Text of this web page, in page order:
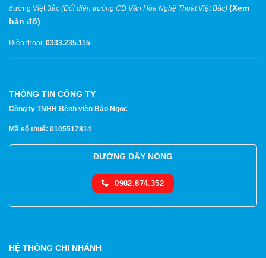
đường Việt Bắc (Đối diện trường CĐ Văn Hóa Nghệ Thuật Việt Bắc) (Xem
bản đồ)
Điện thoại: 0333.235.115
THÔNG TIN CÔNG TY
Công ty TNHH Bệnh viện Bảo Ngọc
Mã số thuế: 0105517814
ĐƯỜNG DÂY NÓNG
0982.874.352
HỆ THỐNG CHI NHÁNH